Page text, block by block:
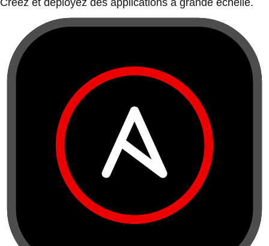
Créez et déployez des applications à grande échelle.